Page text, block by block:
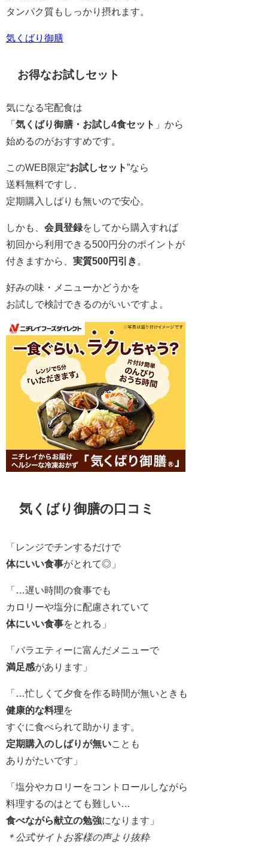
タンパク質もしっかり摂れます。
気くばり御膳
お得なお試しセット
気になる宅配食は
「 気くばり御膳・お試し4食セット 」から
始めるのがおすすめです。
このWEB限定“お試しセット”なら
送料無料ですし、
定期購入しばりも無いので安心。
しかも、 会員登録をしてから購入すれば
初回から利用できる500円分のポイントが
付きますから、 実質500円引き
好みの味・メニューかどうかを
お試しで検討できるのがいいですよ。
気くばり御膳の口コミ
「レンジでチンするだけで
体にいい食事がとれて◎」
「…遅い時間の食事でも
カロリーや塩分に配慮されていて
体にいい食事をとれる」
「バラエティーに富んだメニューで
満足感があります」
「…忙しくて夕食を作る時間が無いときも
健康的な料理を
すぐに食べられて助かります。
定期購入のしばりが無い ことも
ありがたいです」
「塩分やカロリーをコントロールしながら
料理するのはとても難しい…
食べながら献立の勉強になります」
＊公式サイトお客様の声より抜粋